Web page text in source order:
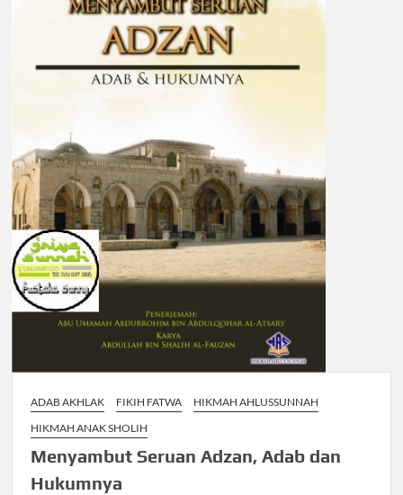
ADAB AKHLAK FIKIH FATWA
HIKMAH AHLUSSUNNAH
HIKMAH ANAK SHOLIH
Menyambut Seruan Adzan, Adab dan
Hukumnya